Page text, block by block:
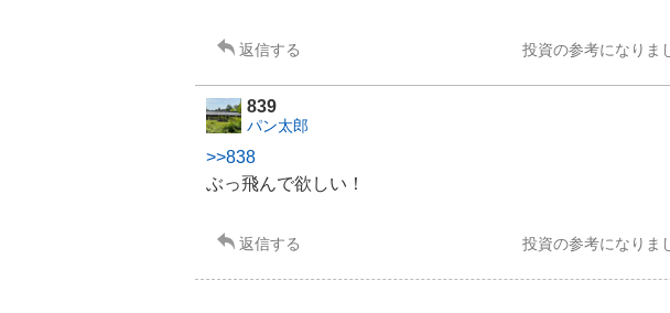
返信する 投資の参考になりま
839
パン太郎
>>838
ぶっ飛んで欲しい！
返信する 投資の参考になりま